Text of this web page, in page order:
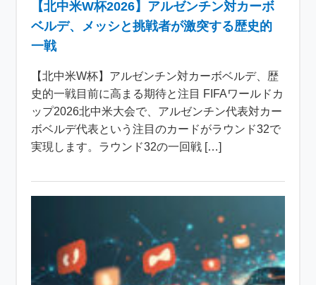
【北中米W杯2026】アルゼンチン対カーボ
ベルデ、メッシと挑戦者が激突する歴史的
一戦
【北中米W杯】アルゼンチン対カーボベルデ、歴
史的一戦目前に高まる期待と注目 FIFAワールドカ
ップ2026北中米大会で、アルゼンチン代表対カー
ボベルデ代表という注目のカードがラウンド32で
実現します。ラウンド32の一回戦 […]